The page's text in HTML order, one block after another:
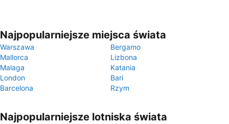
Najpopularniejsze miejsca świata
Warszawa
Bergamo
Mallorca
Lizbona
Malaga
Katania
London
Bari
Barcelona
Rzym
Najpopularniejsze lotniska świata